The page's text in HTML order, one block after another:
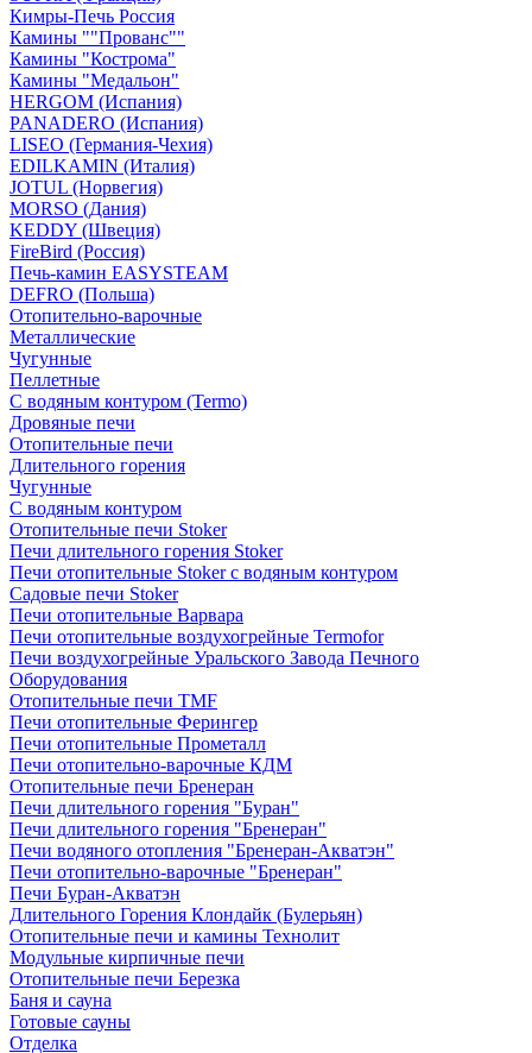
Кимры-Печь Россия
Камины ""Прованс""
Камины "Кострома"
Камины "Медальон"
HERGOM (Испания)
PANADERO (Испания)
LISEO (Германия-Чехия)
EDILKAMIN (Италия)
JOTUL (Норвегия)
MORSO (Дания)
KEDDY (Швеция)
FireBird (Россия)
Печь-камин EASYSTEAM
DEFRO (Польша)
Отопительно-варочные
Металлические
Чугунные
Пеллетные
С водяным контуром (Termo)
Дровяные печи
Отопительные печи
Длительного горения
Чугунные
C водяным контуром
Отопительные печи Stoker
Печи длительного горения Stoker
Печи отопительные Stoker с водяным контуром
Садовые печи Stoker
Печи отопительные Варвара
Печи отопительные воздухогрейные Termofor
Печи воздухогрейные Уральского Завода Печного
Оборудования
Отопительные печи TMF
Печи отопительные Ферингер
Печи отопительные Прометалл
Печи отопительно-варочные КДМ
Отопительные печи Бренеран
Печи длительного горения "Буран"
Печи длительного горения "Бренеран"
Печи водяного отопления "Бренеран-Акватэн"
Печи отопительно-варочные "Бренеран"
Печи Буран-Акватэн
Длительного Горения Клондайк (Булерьян)
Отопительные печи и камины Технолит
Модульные кирпичные печи
Отопительные печи Березка
Баня и сауна
Готовые сауны
Отделка